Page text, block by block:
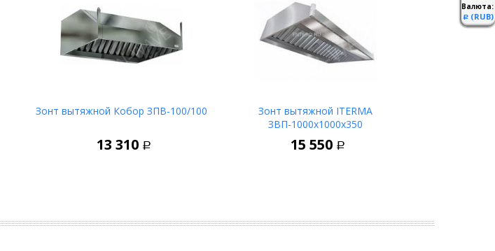
Валюта:
Р (RUB)
Зонт вытяжной Кобор ЗПВ-100/100
13 310 Р
Зонт вытяжной ITERMA
ЗВП-1000х1000х350
15 550 Р